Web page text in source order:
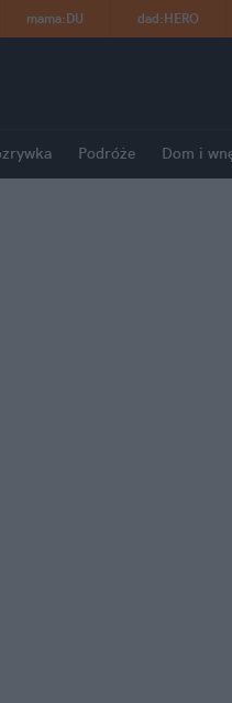
mama:DU dad:HERO
Podróże Dom i